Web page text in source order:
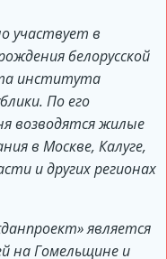
участвует в
белорусской
института
По его
возводятся жилые
в Москве, Калуге,
и других регионах
является
на Гомельщине и